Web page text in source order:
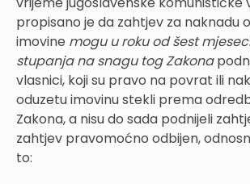
propisano je da zahtjev za naknadu
imovine mogu u roku od šest
stupanja na snagu tog Zakona
vlasnici, koji su pravo na povrat ili
oduzetu imovinu stekli prema
Zakona, a nisu do sada podnijeli
zahtjev pravomoćno odbijen,
to: